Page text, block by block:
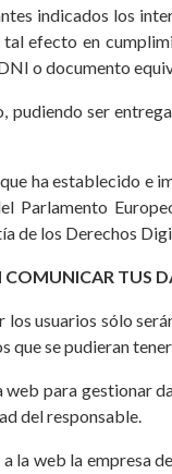
indicados los
efecto en
o documento
pudiendo ser
ha establecido
Parlamento
de los Derechos
COMUNICAR TUS
usuarios sólo
que se pudieran
web para gestionar
del responsable.
la web la empresa